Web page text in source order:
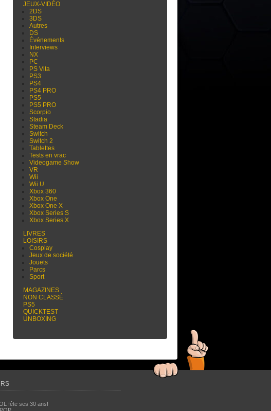
JEUX-VIDÉO
2DS
3DS
Autres
DS
Événements
Interviews
NX
PC
PS Vita
PS3
PS4
PS4 PRO
PS5
PS5 PRO
Scorpio
Stadia
Steam Deck
Switch
Switch 2
Tablettes
Tests en vrac
Videogame Show
VR
Wii
Wii U
Xbox 360
Xbox One
Xbox One X
Xbox Series S
Xbox Series X
LIVRES
LOISIRS
Cosplay
Jeux de société
Jouets
Parcs
Sport
MAGAZINES
NON CLASSÉ
PS5
QUICKTEST
UNBOXING
fête ses 30 ans!